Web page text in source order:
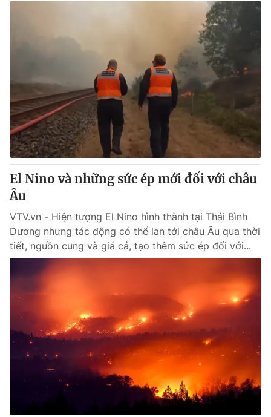
Video Shorts video
VTV Money VTV Thể thao
VTV Sức khoẻ Bất động sản
Thị trường 24h Tấm lòng Việt
VTV4 Vươn mình bằng AI
VTV9 VTV8
Liên hệ tòa soạn English
THỜI BÁO VTV
Theo dõi báo trên
Cơ quan chủ quản:
Đài Truyền hình Việt Nam
Thời báo VTV
El Nino và những sức ép mới đối với châu
Âu
VTV.vn - Hiện tượng El Nino hình thành tại Thái Bình
Dương nhưng tác động có thể lan tới châu Âu qua thời
tiết, nguồn cung và giá cả, tạo thêm sức ép đối với...